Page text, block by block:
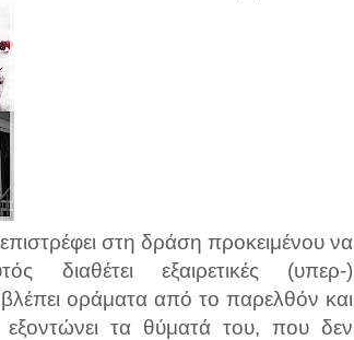
στη δράση προκειμένου να
εξαιρετικές (υπερ-)
βλέπει οράματα από το παρελθόν και
τα θύματά του, που δεν